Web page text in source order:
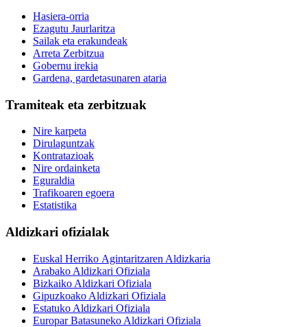
Hasiera-orria
Ezagutu Jaurlaritza
Sailak eta erakundeak
Arreta Zerbitzua
Gobernu irekia
Gardena, gardetasunaren ataria
Tramiteak eta zerbitzuak
Nire karpeta
Dirulaguntzak
Kontratazioak
Nire ordainketa
Eguraldia
Trafikoaren egoera
Estatistika
Aldizkari ofizialak
Euskal Herriko Agintaritzaren Aldizkaria
Arabako Aldizkari Ofiziala
Bizkaiko Aldizkari Ofiziala
Gipuzkoako Aldizkari Ofiziala
Estatuko Aldizkari Ofiziala
Europar Batasuneko Aldizkari Ofiziala